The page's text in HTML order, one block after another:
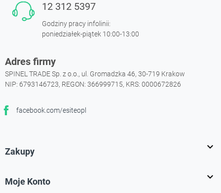
12 312 5397
Godziny pracy infolinii:
poniedziałek-piątek 10:00-13:00
Adres firmy
SPINEL TRADE Sp. z o.o., ul. Gromadzka 46, 30-719 Krakow
NIP: 6793146723, REGON: 366999715, KRS: 0000672826
facebook.com/esiteopl
Facebook
Zakupy 
Moje Konto 